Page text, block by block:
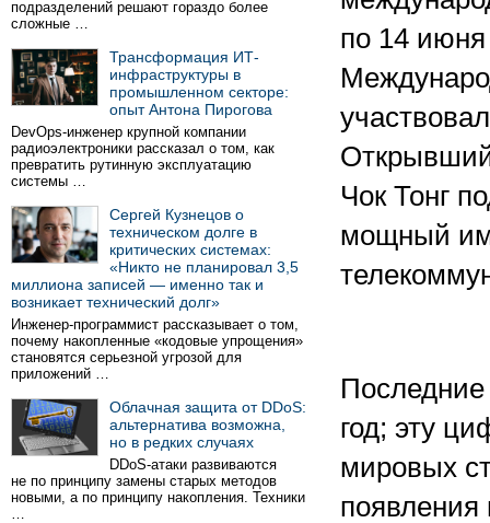
подразделений решают гораздо более
сложные …
Трансформация ИТ-
инфраструктуры в
промышленном секторе:
опыт Антона Пирогова
DevOps-инженер крупной компании
радиоэлектроники рассказал о том, как
превратить рутинную эксплуатацию
системы …
Сергей Кузнецов о
техническом долге в
критических системах:
«Никто не планировал 3,5
миллиона записей — именно так и
возникает технический долг»
Инженер-программист рассказывает о том,
почему накопленные «кодовые упрощения»
становятся серьезной угрозой для
приложений …
Облачная защита от DDoS:
альтернатива возможна,
но в редких случаях
DDoS-атаки развиваются
не по принципу замены старых методов
новыми, а по принципу накопления. Техники
…
по 14
Чок Тонг
мощный
год; эту
мировых
появления